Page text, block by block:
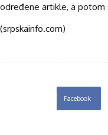
određene artikle, a potom
(srpskainfo.com)
Facebook